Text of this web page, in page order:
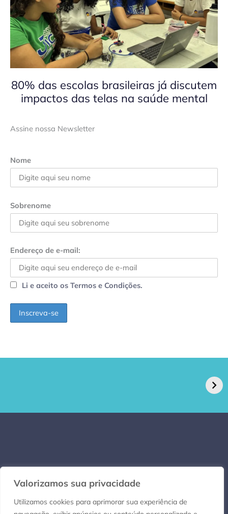
Valorizamos sua privacidade
Utilizamos cookies para aprimorar sua experiência de
80% das escolas brasileiras já discutem
impactos das telas na saúde mental
Assine nossa Newsletter
Nome
Sobrenome
Endereço de e-mail:
Li e aceito os Termos e Condições.
caso de superfungo